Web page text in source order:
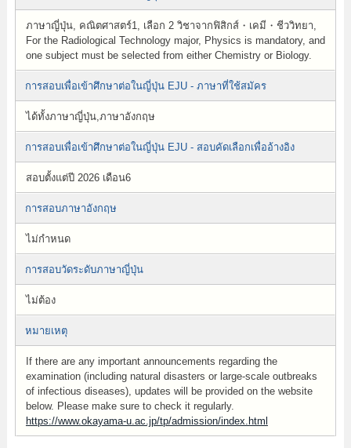
ภาษาญี่ปุ่น, คณิตศาสตร์1, เลือก 2 วิชาจากฟิสิกส์・เคมี・ชีววิทยา,
For the Radiological Technology major, Physics is mandatory, and
one subject must be selected from either Chemistry or Biology.
การสอบเพื่อเข้าศึกษาต่อในญี่ปุ่น EJU - ภาษาที่ใช้สมัคร
ได้ทั้งภาษาญี่ปุ่น,ภาษาอังกฤษ
การสอบเพื่อเข้าศึกษาต่อในญี่ปุ่น EJU - สอบคัดเลือกเพื่ออ้างอิง
สอบตั้งแต่ปี 2026 เดือน6
การสอบภาษาอังกฤษ
ไม่กำหนด
การสอบวัดระดับภาษาญี่ปุ่น
ไม่ต้อง
หมายเหตุ
If there are any important announcements regarding the
examination (including natural disasters or large-scale outbreaks
of infectious diseases), updates will be provided on the website
below. Please make sure to check it regularly.
https://www.okayama-u.ac.jp/tp/admission/index.html